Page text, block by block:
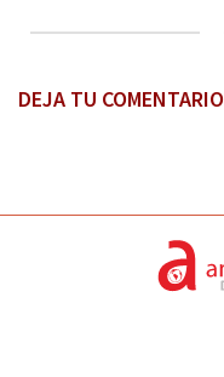
DEJA TU COMENTARIO